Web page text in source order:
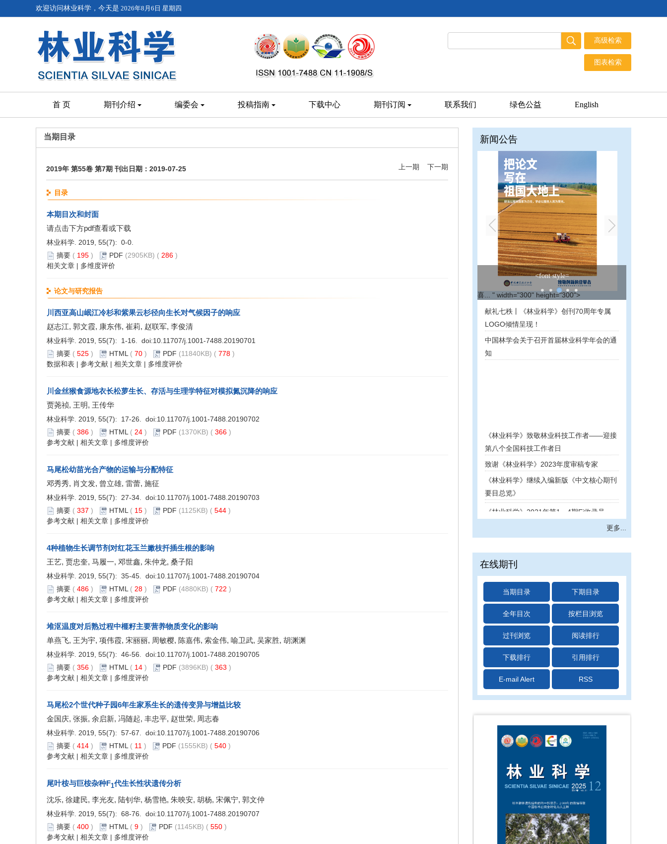
欢迎访问林业科学，今天是 2026年8月6日 星期四
首 页 期刊介绍 编委会 投稿指南 下载中心 期刊订阅 联系我们 绿色公益 English
当期目录
2019年 第55卷 第7期 刊出日期：2019-07-25 上一期 下一期
目录
本期目次和封面
请点击下方pdf查看或下载
林业科学. 2019, 55(7): 0-0.
摘要 ( 195 ) PDF (2905KB) ( 286 )
相关文章 | 多维度评价
论文与研究报告
川西亚高山岷江冷杉和紫果云杉径向生长对气候因子的响应
赵志江, 郭文霞, 康东伟, 崔莉, 赵联军, 李俊清
林业科学. 2019, 55(7): 1-16. doi:10.11707/j.1001-7488.20190701
摘要 ( 525 ) HTML ( 70 ) PDF (11840KB) ( 778 )
数据和表 | 参考文献 | 相关文章 | 多维度评价
川金丝猴食源地衣长松萝生长、存活与生理学特征对模拟氮沉降的响应
贾荛祯, 王明, 王传华
林业科学. 2019, 55(7): 17-26. doi:10.11707/j.1001-7488.20190702
摘要 ( 386 ) HTML ( 24 ) PDF (1370KB) ( 366 )
参考文献 | 相关文章 | 多维度评价
马尾松幼苗光合产物的运输与分配特征
邓秀秀, 肖文发, 曾立雄, 雷蕾, 施征
林业科学. 2019, 55(7): 27-34. doi:10.11707/j.1001-7488.20190703
摘要 ( 337 ) HTML ( 15 ) PDF (1125KB) ( 544 )
参考文献 | 相关文章 | 多维度评价
4种植物生长调节剂对红花玉兰嫩枝扦插生根的影响
王艺, 贾忠奎, 马履一, 邓世鑫, 朱仲龙, 桑子阳
林业科学. 2019, 55(7): 35-45. doi:10.11707/j.1001-7488.20190704
摘要 ( 486 ) HTML ( 28 ) PDF (4880KB) ( 722 )
参考文献 | 相关文章 | 多维度评价
堆沤温度对后熟过程中榧籽主要营养物质变化的影响
单燕飞, 王为宇, 项伟霞, 宋丽丽, 周敏樱, 陈嘉伟, 索金伟, 喻卫武, 吴家胜, 胡渊渊
林业科学. 2019, 55(7): 46-56. doi:10.11707/j.1001-7488.20190705
摘要 ( 356 ) HTML ( 14 ) PDF (3896KB) ( 363 )
参考文献 | 相关文章 | 多维度评价
马尾松2个世代种子园6年生家系生长的遗传变异与增益比较
金国庆, 张振, 余启新, 冯随起, 丰忠平, 赵世荣, 周志春
林业科学. 2019, 55(7): 57-67. doi:10.11707/j.1001-7488.20190706
摘要 ( 414 ) HTML ( 11 ) PDF (1555KB) ( 540 )
参考文献 | 相关文章 | 多维度评价
尾叶桉与巨桉杂种F1代生长性状遗传分析
沈乐, 徐建民, 李光友, 陆钊华, 杨雪艳, 朱映安, 胡杨, 宋佩宁, 郭文仲
林业科学. 2019, 55(7): 68-76. doi:10.11707/j.1001-7488.20190707
摘要 ( 400 ) HTML ( 9 ) PDF (1145KB) ( 550 )
参考文献 | 相关文章 | 多维度评价
新闻公告
喜... " width="300" height="300">
<font style=
献礼七秩丨《林业科学》创刊70周年专属
LOGO倾情呈现！
中国林学会关于召开首届林业科学年会的通
知
第八个全国科技工作者日
致谢《林业科学》2023年度审稿专家
《林业科学》继续入编新版《中文核心期刊
要目总览》
《林业科学》2021年第1―4期Ei收录号
《林业科学》2020年第10―12期Ei收录号
《林业科学》5篇论文获2020年度 “F5000
论文”提名
3.12，《林业科学》邀您一起植树！
《林业科学》2020年第1—9期Ei收录号
官宣了！《林业科学》4篇论文获奖！
《林业科学》公布2017年高被引频次论文并
颁发证书
2020年度《林业科学》审稿专家证书已发放
《林业科学》公布2017年高被引频次论文并
更多...
在线期刊
当期目录 下期目录
全年目次 按栏目浏览
过刊浏览 阅读排行
下载排行 引用排行
E-mail Alert RSS